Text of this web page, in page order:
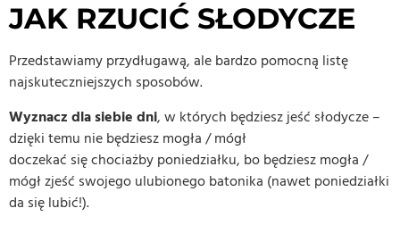
JAK RZUCIĆ SŁODYCZE
Przedstawiamy przydługawą, ale bardzo pomocną listę
najskuteczniejszych sposobów.
Wyznacz dla siebie dni, w których będziesz jeść słodycze –
dzięki temu nie będziesz mogła / mógł
doczekać się chociażby poniedziałku, bo będziesz mogła /
mógł zjeść swojego ulubionego batonika (nawet poniedziałki
da się lubić!).